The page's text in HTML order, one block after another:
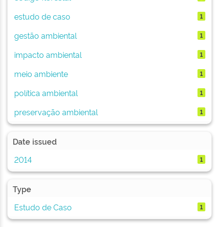
estudo de caso 1
gestão ambiental 1
impacto ambiental 1
meio ambiente 1
política ambiental 1
preservação ambiental 1
Date issued
2014
1
Type
Estudo de Caso
1